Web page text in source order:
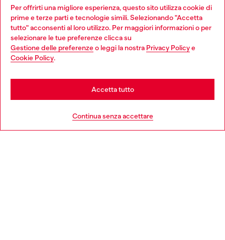
Per offrirti una migliore esperienza, questo sito utilizza cookie di
prime e terze parti e tecnologie simili. Selezionando "Accetta
tutto" acconsenti al loro utilizzo. Per maggiori informazioni o per
selezionare le tue preferenze clicca su
Gestione delle preferenzeo leggi la nostra Privacy Policye
Cookie Policy.
Continua senza accettare
Accetta tutto
profit del gruppo OTB che sostiene progetti concreti per
giovani, donne, inclusione ed emergenze in tutto il mondo.
Choose your location
You are currently browsing Italia website, but it seems you may
be based in United States